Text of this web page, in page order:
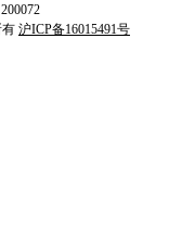
沪ICP备16015491号